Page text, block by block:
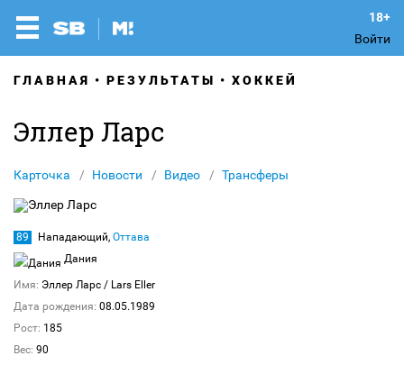
Войти
ГЛАВНАЯ РЕЗУЛЬТАТЫ ХОККЕЙ
Эллер Ларс
Карточка Новости Видео Трансферы
89 Нападающий, Оттава
Дания
Имя: Эллер Ларс / Lars Eller
Дата рождения: 08.05.1989
Рост: 185
Вес: 90